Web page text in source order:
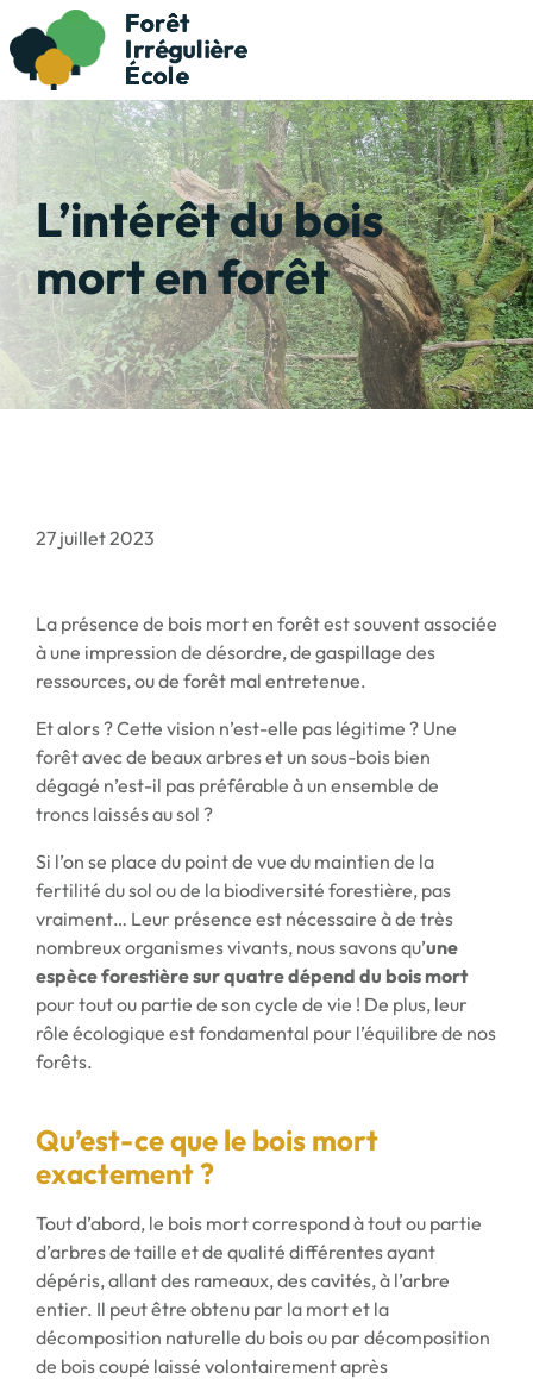
L’intérêt du bois
mort en forêt
27 juillet 2023
La présence de bois mort en forêt est souvent associée
à une impression de désordre, de gaspillage des
ressources, ou de forêt mal entretenue.
Et alors ? Cette vision n’est-elle pas légitime ? Une
forêt avec de beaux arbres et un sous-bois bien
dégagé n’est-il pas préférable à un ensemble de
troncs laissés au sol ?
Si l’on se place du point de vue du maintien de la
fertilité du sol ou de la biodiversité forestière, pas
vraiment… Leur présence est nécessaire à de très
nombreux organismes vivants, nous savons qu’une
espèce forestière sur quatre dépend du bois mort
pour tout ou partie de son cycle de vie ! De plus, leur
rôle écologique est fondamental pour l’équilibre de nos
forêts.
Qu’est-ce que le bois mort
exactement ?
Tout d’abord, le bois mort correspond à tout ou partie
d’arbres de taille et de qualité différentes ayant
dépéris, allant des rameaux, des cavités, à l’arbre
entier. Il peut être obtenu par la mort et la
décomposition naturelle du bois ou par décomposition
de bois coupé laissé volontairement après